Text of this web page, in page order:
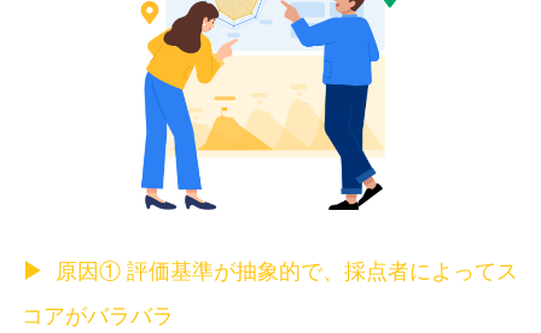
原因① 評価基準が抽象的で、採点者によってス
コアがバラバラ